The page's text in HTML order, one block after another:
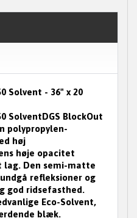
Solvent - 36" x 20
SolventDGS BlockOut
polypropylen-
høj
høje opacitet
lag. Den semi-matte
refleksioner og
god ridsefasthed.
Eco-Solvent,
blæk.